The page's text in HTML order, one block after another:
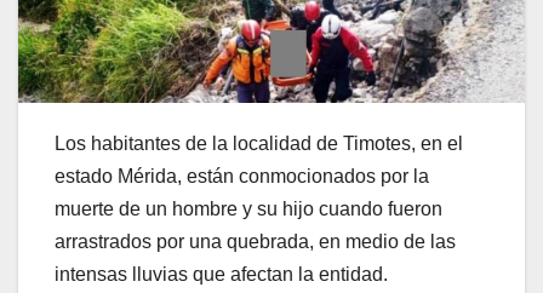
Los habitantes de la localidad de Timotes, en el
estado Mérida, están conmocionados por la
muerte de un hombre y su hijo cuando fueron
arrastrados por una quebrada, en medio de las
intensas lluvias que afectan la entidad.